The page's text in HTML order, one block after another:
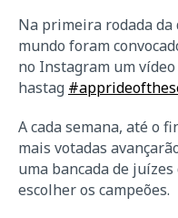
Na primeira rodada da
mundo foram
no Instagram um
hastag
A cada semana, até o
mais votadas
uma bancada de
escolher os campeões.